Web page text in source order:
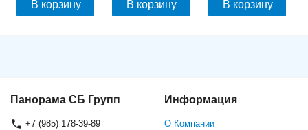
В корзину В корзину В корзину
Панорама СБ Групп
+7 (985) 178-39-89
Информация
О Компании